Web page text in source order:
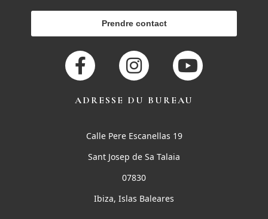
Prendre contact
ADRESSE DU BUREAU
Calle Pere Escanellas 19
Sant Josep de Sa Talaia
07830
Ibiza, Islas Baleares